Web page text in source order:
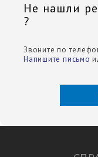
Не нашли
?
Звоните по
Напишите письмо